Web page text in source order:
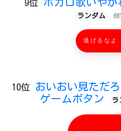
9位
ランダム
逃げるな
10位
おいおい見ただ
ゲームボタン
ラ